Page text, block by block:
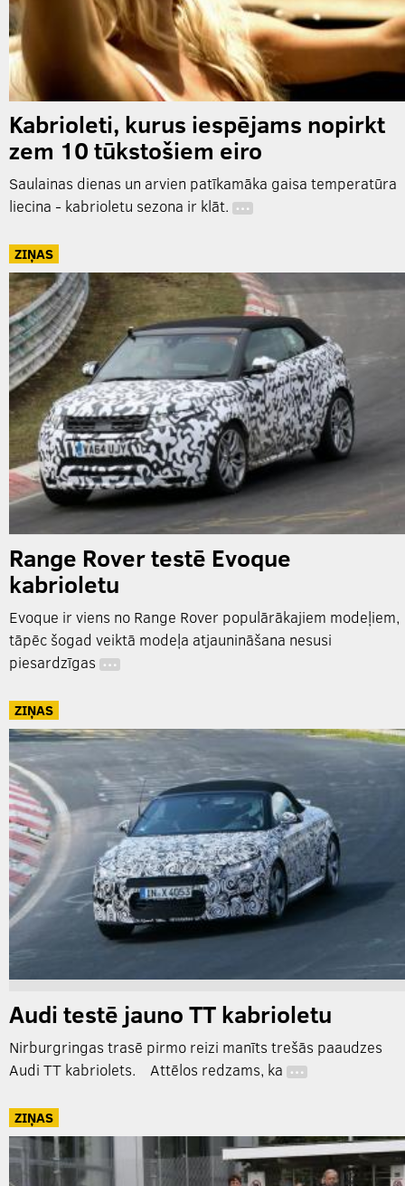
Kabrioleti, kurus iespējams nopirkt
zem 10 tūkstošiem eiro
Saulainas dienas un arvien patīkamāka gaisa temperatūra
liecina - kabrioletu sezona ir klāt. …
ZIŅAS
Range Rover testē Evoque
kabrioletu
Evoque ir viens no Range Rover populārākajiem modeļiem,
tāpēc šogad veiktā modeļa atjaunināšana nesusi
piesardzīgas …
ZIŅAS
Audi testē jauno TT kabrioletu
Nirburgringas trasē pirmo reizi manīts trešās paaudzes
Audi TT kabriolets. Attēlos redzams, ka …
ZIŅAS